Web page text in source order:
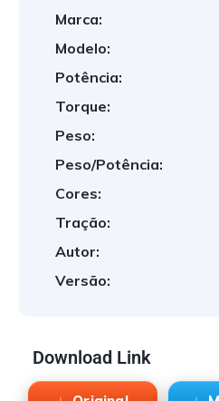
Marca:
Modelo:
Potência:
Torque:
Peso:
Peso/Potência:
Cores:
Tração:
Autor:
Versão:
Download Link